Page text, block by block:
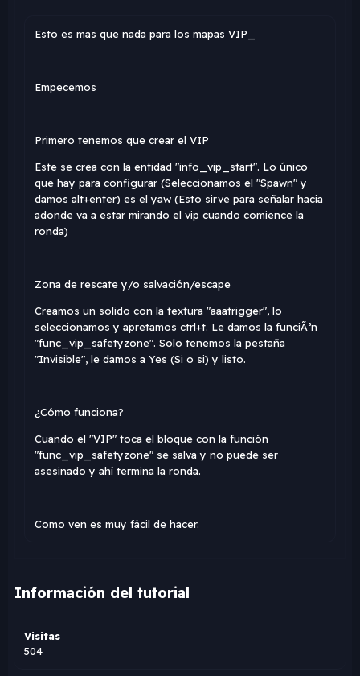
Esto es mas que nada para los mapas VIP_
Empecemos
Primero tenemos que crear el VIP
Este se crea con la entidad "info_vip_start". Lo único
que hay para configurar (Seleccionamos el "Spawn" y
damos alt+enter) es el yaw (Esto sirve para señalar hacia
adonde va a estar mirando el vip cuando comience la
ronda)
Zona de rescate y/o salvación/escape
Creamos un solido con la textura "aaatrigger", lo
seleccionamos y apretamos ctrl+t. Le damos la funciÃ³n
"func_vip_safetyzone". Solo tenemos la pestaña
"Invisible", le damos a Yes (Si o si) y listo.
¿Cómo funciona?
Cuando el "VIP" toca el bloque con la función
"func_vip_safetyzone" se salva y no puede ser
asesinado y ahí­ termina la ronda.
Como ven es muy fácil de hacer.
Información del tutorial
Visitas
504